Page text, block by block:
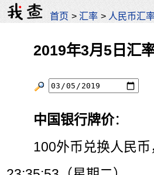
首页 >汇率 > 人民币汇
2019年3月5日汇
中国银行牌价：
100外币兑换人民币